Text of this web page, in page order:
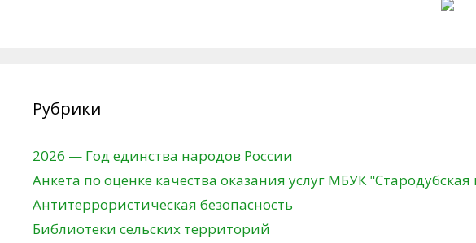
Рубрики
2026 — Год единства народов России
Анкета по оценке качества оказания услуг МБУК
Антитеррористическая безопасность
Библиотеки сельских территорий